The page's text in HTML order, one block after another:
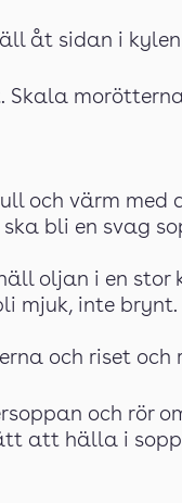
åt sidan i
Skala
och värm med
bli en svag
oljan i en
mjuk, inte brynt.
och riset och
och rör
att hälla i